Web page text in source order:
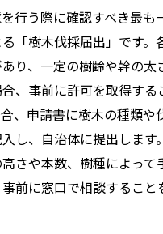
行う際に確認すべき最も
「樹木伐採届出」です。
り、一定の樹齢や幹の太
、事前に許可を取得する
、申請書に樹木の種類や
し、自治体に提出します
さや本数、樹種によって
前に窓口で相談すること